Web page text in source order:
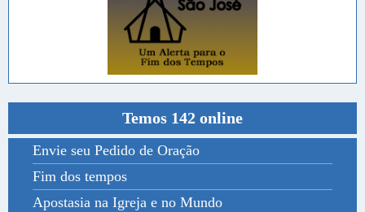
Temos 142 online
Envie seu Pedido de Oração
Fim dos tempos
Apostasia na Igreja e no Mundo